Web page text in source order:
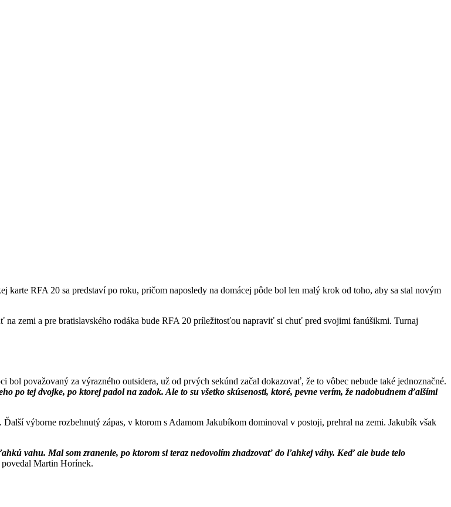
RFA 20 sa predstaví po roku, pričom naposledy na domácej pôde bol len malý krok od toho, aby sa stal novým
zemi a pre bratislavského rodáka bude RFA 20 príležitosťou napraviť si chuť pred svojimi fanúšikmi. Turnaj
považovaný za výrazného outsidera, už od prvých sekúnd začal dokazovať, že to vôbec nebude také jednoznačné.
po tej dvojke, po ktorej padol na zadok. Ale to su všetko skúsenosti, ktoré, pevne verím, že nadobudnem ďalšími
výborne rozbehnutý zápas, v ktorom s Adamom Jakubíkom dominoval v postoji, prehral na zemi. Jakubík však
vahu. Mal som zranenie, po ktorom si teraz nedovolím zhadzovať do ľahkej váhy. Keď ale bude telo
povedal Martin Horínek.